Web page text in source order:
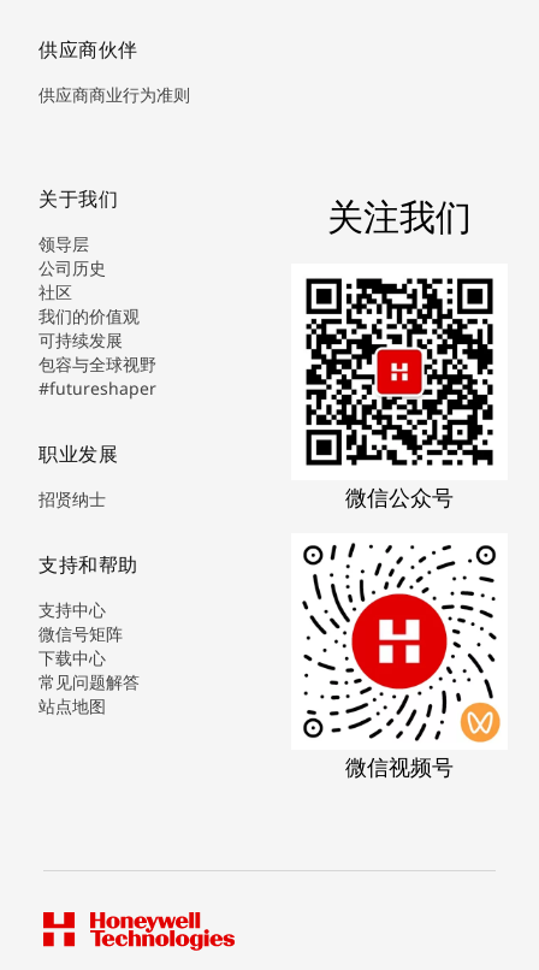
供应商伙伴
供应商商业行为准则
关于我们
领导层
公司历史
社区
我们的价值观
可持续发展
包容与全球视野
#futureshaper
职业发展
招贤纳士
支持和帮助
支持中心
微信号矩阵
下载中心
常见问题解答
站点地图
关注我们
微信公众号
微信视频号